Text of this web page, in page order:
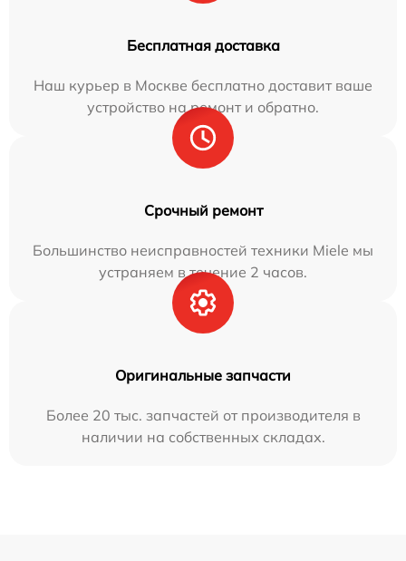
Бесплатная доставка
Наш курьер в Москве бесплатно доставит ваше
устройство на ремонт и обратно.
Срочный ремонт
Большинство неисправностей техники Miele мы
устраняем в течение 2 часов.
Оригинальные запчасти
Более 20 тыс. запчастей от производителя в
наличии на собственных складах.